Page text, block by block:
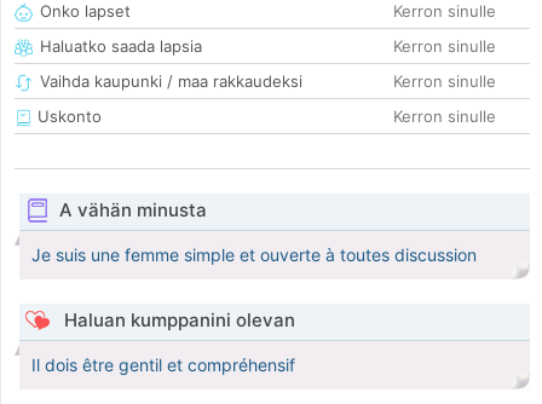
Onko lapset
Kerron sinulle
Haluatko saada lapsia
Kerron sinulle
Vaihda kaupunki / maa rakkaudeksi
Kerron sinulle
Uskonto
Kerron sinulle
A vähän minusta
Je suis une femme simple et ouverte à toutes discussion
Haluan kumppanini olevan
Il dois être gentil et compréhensif